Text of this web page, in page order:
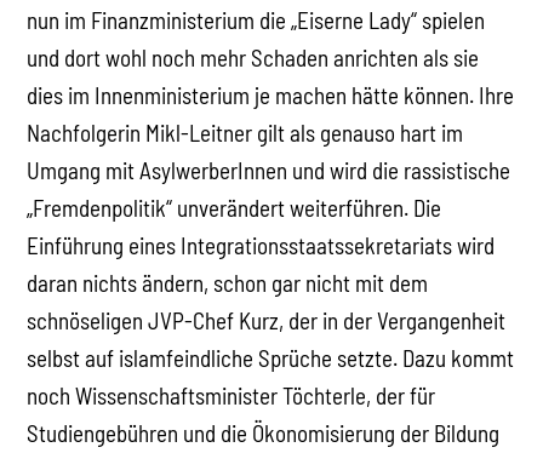
nun im Finanzministerium die „Eiserne Lady“ spielen
und dort wohl noch mehr Schaden anrichten als sie
dies im Innenministerium je machen hätte können. Ihre
Nachfolgerin Mikl-Leitner gilt als genauso hart im
Umgang mit AsylwerberInnen und wird die rassistische
„Fremdenpolitik“ unverändert weiterführen. Die
Einführung eines Integrationsstaatssekretariats wird
daran nichts ändern, schon gar nicht mit dem
schnöseligen JVP-Chef Kurz, der in der Vergangenheit
selbst auf islamfeindliche Sprüche setzte. Dazu kommt
noch Wissenschaftsminister Töchterle, der für
Studiengebühren und die Ökonomisierung der Bildung